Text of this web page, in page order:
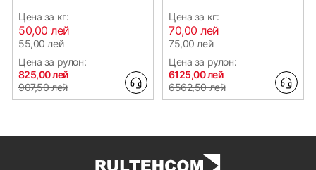
Цена за кг:
50,00 лей
55,00 лей
Цена за рулон:
825,00 лей
907,50 лей
Цена за кг:
70,00 лей
75,00 лей
Цена за рулон:
6125,00 лей
6562,50 лей